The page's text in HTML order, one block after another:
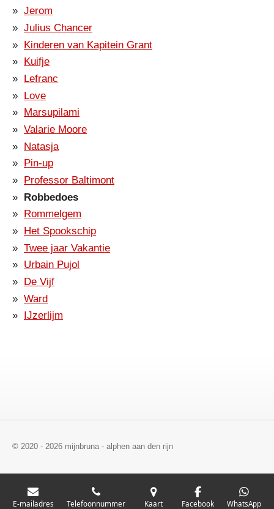
Jerom
Julius Chancer
Kinderen van Kapitein Grant
Kuifje
Lefranc
Love
Marsupilami
Valarie Moore
Natasja
Pin-up
Professor Baltimont
Robbedoes
Rommelgem
Het Spookschip
Twee jaar Vakantie
Urbain Pujol
De Vijf
Ward
IJzerlijm
© 2020 - 2026 mijnbruna - alphen aan den rijn
E-mailadres Telefoonnummer Kaart Facebook WhatsApp